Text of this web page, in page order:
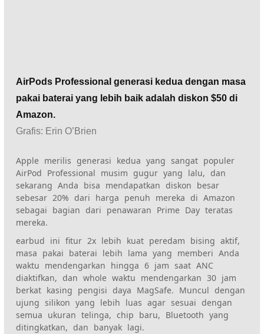
AirPods Professional generasi kedua dengan masa
pakai baterai yang lebih baik adalah diskon $50 di
Amazon.
Grafis: Erin O’Brien
Apple merilis generasi kedua yang sangat populer
AirPod Professional musim gugur yang lalu, dan
sekarang Anda bisa mendapatkan diskon besar
sebesar 20% dari harga penuh mereka di Amazon
sebagai bagian dari penawaran Prime Day teratas
mereka.
earbud inifitur 2x lebih kuat peredam bising aktif,
masa pakai baterai lebih lama yang memberi Anda
waktu mendengarkan hingga 6 jam saat ANC
diaktifkan, dan whole waktu mendengarkan 30 jam
berkat kasing pengisi daya MagSafe. Muncul dengan
ujung silikon yang lebih luas agar sesuai dengan
semua ukuran telinga, chip baru, Bluetooth yang
ditingkatkan, dan banyak lagi.